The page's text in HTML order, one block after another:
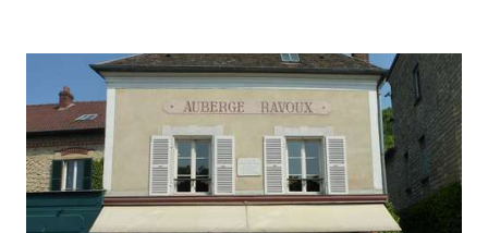
RÉSULTATS